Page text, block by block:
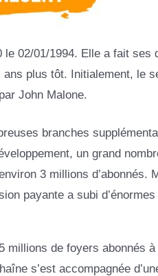
le 02/01/1994. Elle a fait ses
plus tôt. Initialement, le
John Malone.
branches
un grand
3 millions d’abonnés.
payante a subi d’énormes
millions de foyers abonnés à
s’est accompagnée